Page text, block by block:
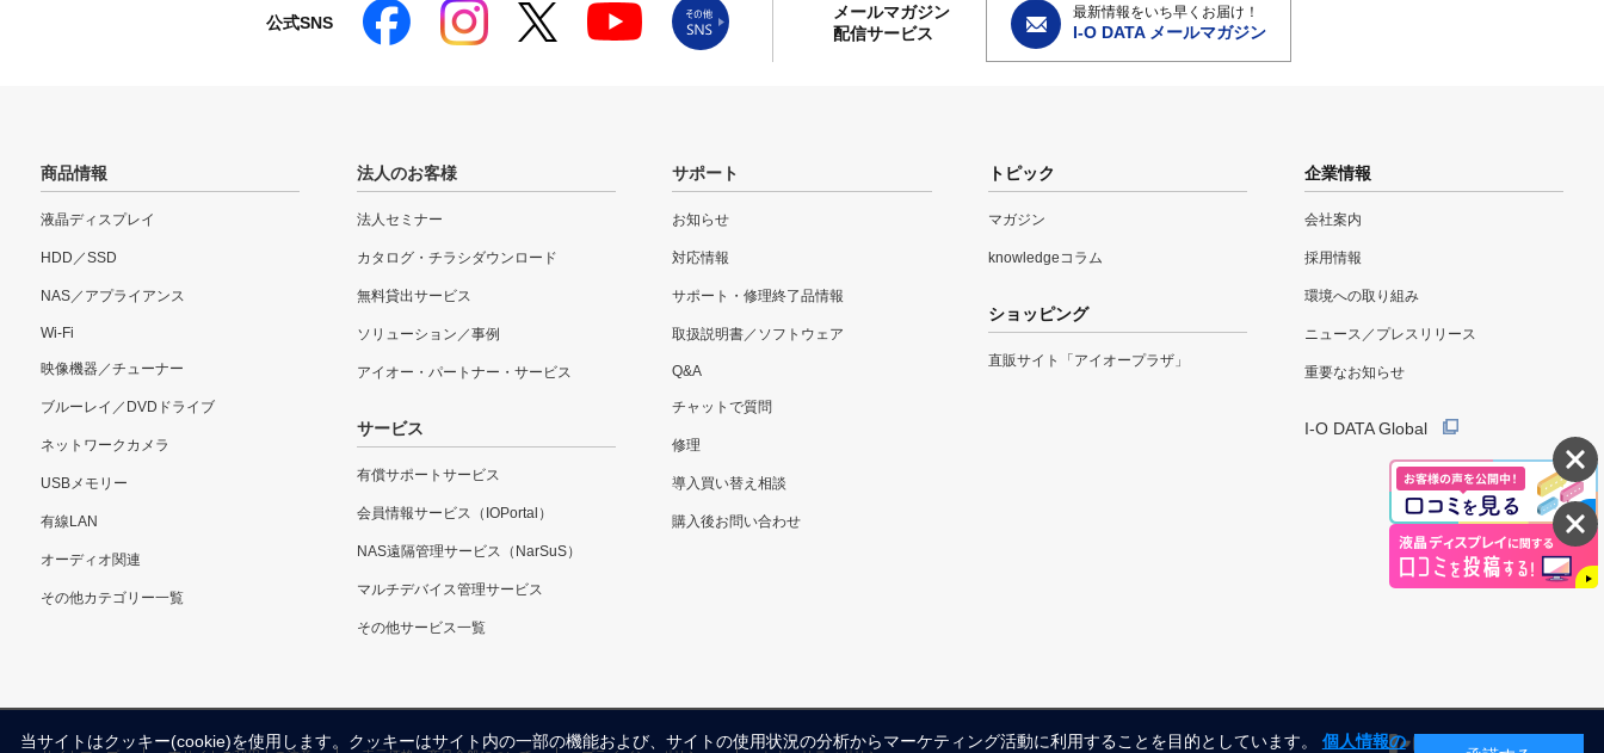
公式SNS
メールマガジン
配信サービス
最新情報をいち早くお届け！
I-O DATA メールマガジン
商品情報
液晶ディスプレイ
HDD／SSD
NAS／アプライアンス
Wi-Fi
映像機器／チューナー
ブルーレイ／DVDドライブ
ネットワークカメラ
USBメモリー
有線LAN
オーディオ関連
その他カテゴリー一覧
法人のお客様
法人セミナー
カタログ・チラシダウンロード
無料貸出サービス
ソリューション／事例
アイオー・パートナー・サービス
サービス
有償サポートサービス
会員情報サービス（IOPortal）
NAS遠隔管理サービス（NarSuS）
マルチデバイス管理サービス
その他サービス一覧
サポート
お知らせ
対応情報
サポート・修理終了品情報
取扱説明書／ソフトウェア
Q&A
チャットで質問
修理
導入買い替え相談
購入後お問い合わせ
トピック
マガジン
knowledgeコラム
ショッピング
直販サイト「アイオープラザ」
企業情報
会社案内
採用情報
環境への取り組み
ニュース／プレスリリース
重要なお知らせ
I-O DATA Global
当サイトはクッキー(cookie)を使用します。クッキーはサイト内の一部の機能および、サイトの使用状況の分析からマーケティング活動に利用することを目的としています。 個人情報の